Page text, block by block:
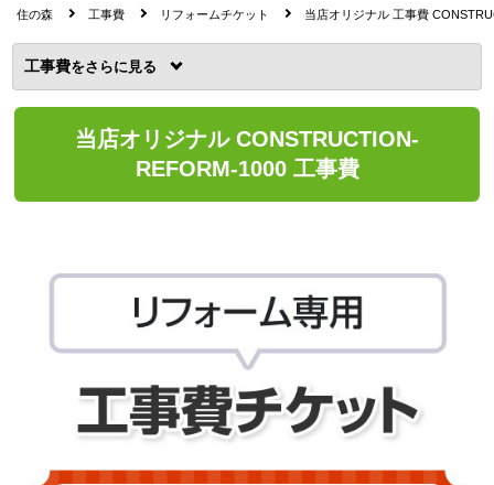
住の森 工事費 リフォームチケット 当店オリジナル 工事費
工事費を
当店オリジナル CONSTRUCTION-
REFORM-1000 工事費